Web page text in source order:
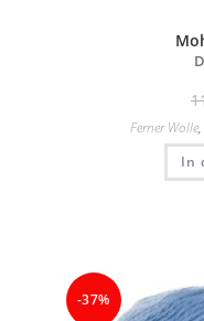
Ferner Wolle,
In
-37%